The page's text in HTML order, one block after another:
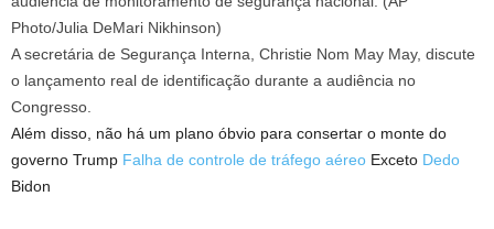
A secretária de Segurança Interna, Christie Nom May May, discute
o lançamento real de identificação durante a audiência no
Congresso.
Além disso, não há um plano óbvio para consertar o monte do
governo Trump Falha de controle de tráfego aéreo Exceto Dedo
Bidon